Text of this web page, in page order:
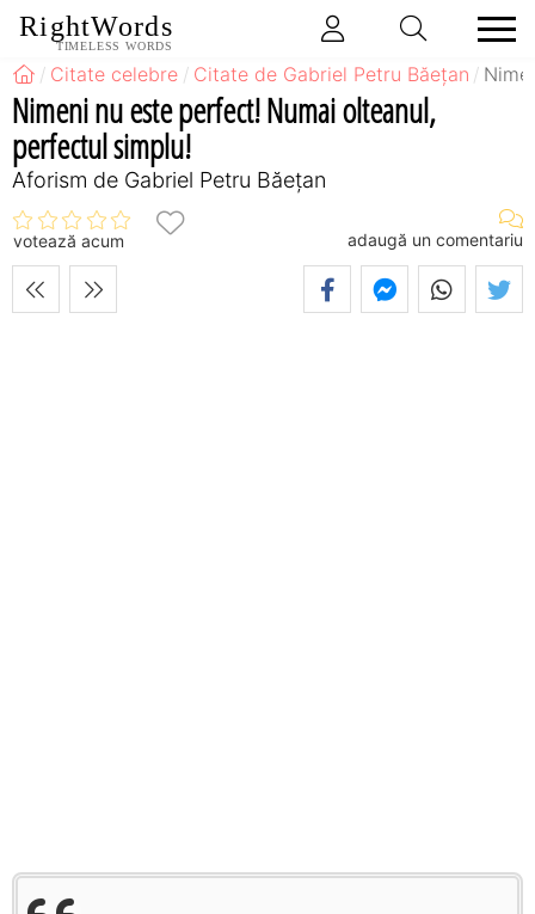
RightWords
TIMELESS WORDS
Citate celebre Citate de Gabriel Petru Băețan
Nimeni nu este perfect! Numai olteanul,
perfectul simplu!
Aforism de Gabriel Petru Băețan
votează acum adaugă un comentariu